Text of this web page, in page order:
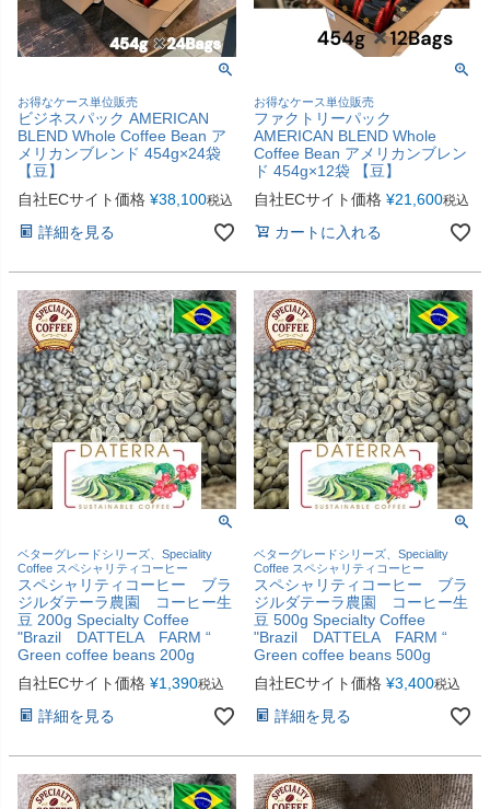
お得なケース単位販売
ビジネスパック AMERICAN
BLEND Whole Coffee Bean ア
メリカンブレンド 454g×24袋
【豆】
自社ECサイト価格 ¥38,100税込
詳細を見る
お得なケース単位販売
ファクトリーパック
AMERICAN BLEND Whole
Coffee Bean アメリカンブレン
ド 454g×12袋 【豆】
自社ECサイト価格 ¥21,600税込
カートに入れる
ベターグレードシリーズ、Speciality
Coffee スペシャリティコーヒー
スペシャリティコーヒー ブラ
ジルダテーラ農園 コーヒー生
豆 200g Specialty Coffee
"Brazil DATTELA FARM “
Green coffee beans 200g
自社ECサイト価格 ¥1,390税込
詳細を見る
ベターグレードシリーズ、Speciality
Coffee スペシャリティコーヒー
スペシャリティコーヒー ブラ
ジルダテーラ農園 コーヒー生
豆 500g Specialty Coffee
"Brazil DATTELA FARM “
Green coffee beans 500g
自社ECサイト価格 ¥3,400税込
詳細を見る